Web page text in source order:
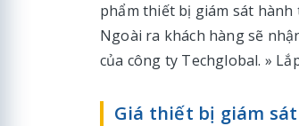
phẩm thiết bị giám sát
Ngoài ra khách hàng sẽ
của công ty Techglobal. »
Giá thiết bị giám